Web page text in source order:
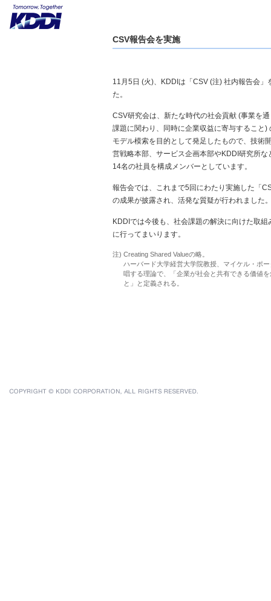
CSV報告会を実施
11月5日 (火)、KDDIは「CSV (注) 社内報告会」
た。
CSV研究会は、新たな時代の社会貢献 (事業を
課題に関わり、同時に企業収益に寄与すること)
モデル模索を目的として発足したもので、技術
営戦略本部、サービス企画本部やKDDI研究所な
14名の社員を構成メンバーとしています。
報告会では、これまで5回にわたり実施した「
の成果が披露され、活発な質疑が行われました
KDDIでは今後も、社会課題の解決に向けた取組
に行ってまいります。
注) Creating Shared Valueの略。
ハーバード大学経営大学院教授、マイケル・ポ
唱する理論で、「企業が社会と共有できる価値
と」と定義される。